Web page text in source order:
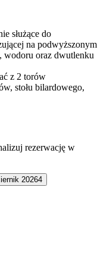
służące do
na podwyższonym
wodoru oraz dwutlenku
z 2 torów
stołu bilardowego,
rezerwację w
20264